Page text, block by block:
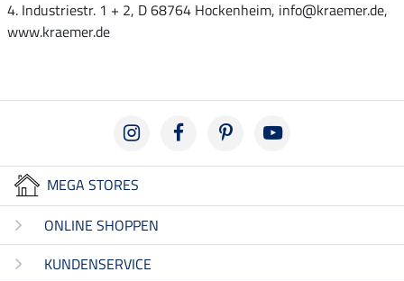
4. Industriestr. 1 + 2, D 68764 Hockenheim, info@kraemer.de,
www.kraemer.de
MEGA STORES
ONLINE SHOPPEN
KUNDENSERVICE